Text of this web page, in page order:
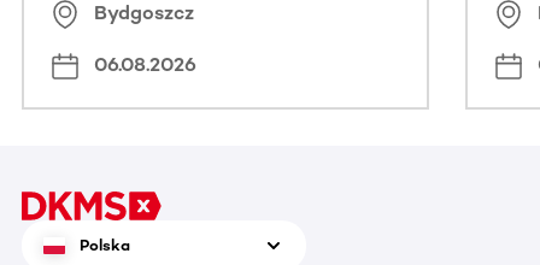
Bydgoszcz
06.08.2026
Polska